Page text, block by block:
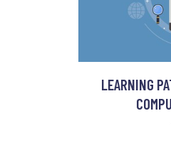
LEARNING